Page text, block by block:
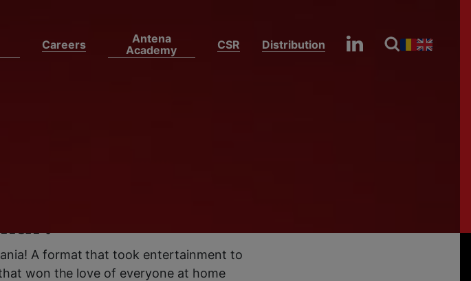
Careers
Antena
Academy
CSR Distribution
A format that took entertainment to
won the love of everyone at home